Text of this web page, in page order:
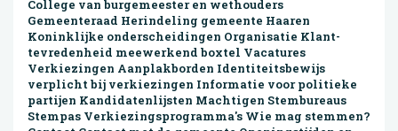
College van burgemeester en wethouders
Gemeenteraad Herindeling gemeente Haaren
Koninklijke onderscheidingen Organisatie Klant­
tevredenheid meewerkend boxtel Vacatures
Verkiezingen Aanplakborden Identiteitsbewijs
verplicht bij verkiezingen Informatie voor politieke
partijen Kandidatenlijsten Machtigen Stembureaus
Stempas Verkiezingsprogramma's Wie mag stemmen?